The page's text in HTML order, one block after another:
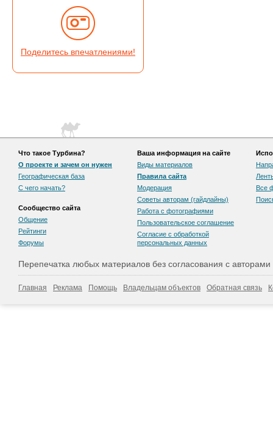
Поделитесь впечатлениями!
Что такое Турбина?
О проекте и зачем он нужен
Географическая база
С чего начать?
Сообщество сайта
Общение
Рейтинги
Форумы
Ваша информация на сайте
Виды материалов
Правила сайта
Модерация
Советы авторам (гайдлайны)
Работа с фотографиями
Пользовательскоe соглашение
Согласие с обработкой
персональных данных
Все
Перепечатка любых материалов без согласования с
Главная Реклама Помощь Владельцам объектов Обратная связь